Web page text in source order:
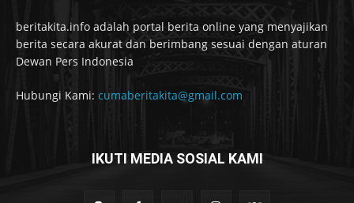
beritakita.info adalah portal berita online yang menyajikan
berita secara akurat dan berimbang sesuai dengan aturan
Dewan Pers Indonesia
Hubungi Kami: cumaberitakita@gmail.com
IKUTI MEDIA SOSIAL KAMI